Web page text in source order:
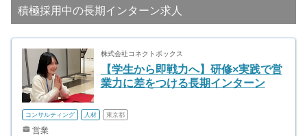
積極採用中の長期インターン求人
株式会社コネクトボックス
【学生から即戦力へ】研修×実践で営
業力に差をつける長期インターン
コンサルティング 人材 東京都
営業